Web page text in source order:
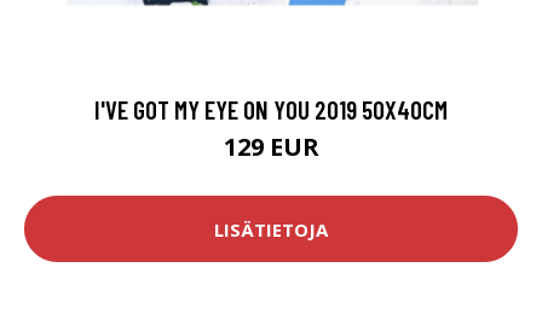
I'VE GOT MY EYE ON YOU 2019 50X40CM
129 EUR
LISÄTIETOJA